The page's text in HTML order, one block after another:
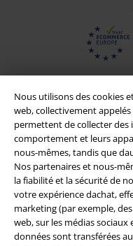
Nous utilisons des cookies
web, collectivement appelés
permettent de collecter
comportement et leurs
nous-mêmes, tandis que
Nos partenaires et nous-
la fiabilité et la sécurité de
votre expérience dachat,
marketing (par exemple,
web, sur les médias sociaux
données sont transférées
Légal
Conditions générales